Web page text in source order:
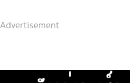
Advertisement